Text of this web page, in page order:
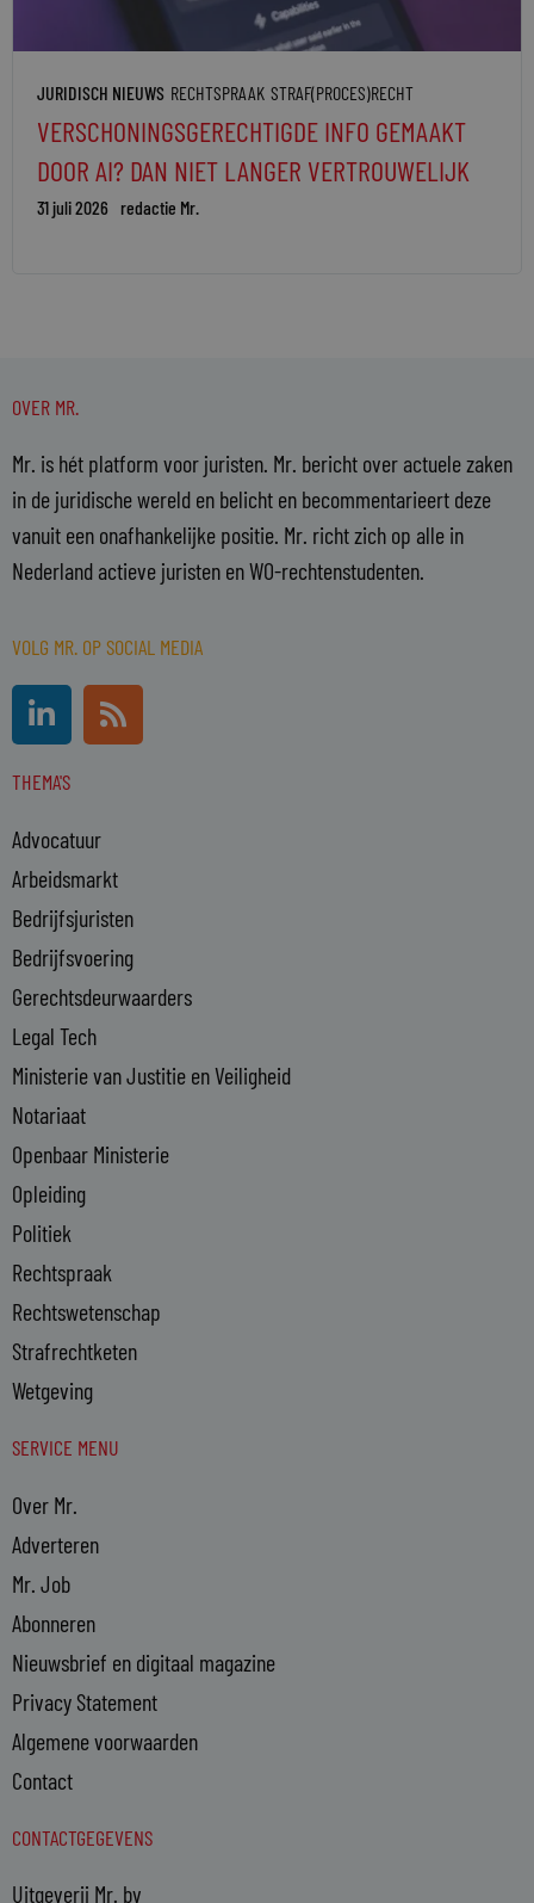
JURIDISCH NIEUWS RECHTSPRAAK STRAF(PROCES)RECHT
VERSCHONINGSGERECHTIGDE INFO GEMAAKT
DOOR AI? DAN NIET LANGER VERTROUWELIJK
31 juli 2026 redactie Mr.
OVER MR.
Mr. is hét platform voor juristen. Mr. bericht over actuele zaken
in de juridische wereld en belicht en becommentarieert deze
vanuit een onafhankelijke positie. Mr. richt zich op alle in
Nederland actieve juristen en WO-rechtenstudenten.
VOLG MR. OP SOCIAL MEDIA
L
i
n
k
d
i
n
-
i
n
R
s
s
THEMA'S
Advocatuur
Arbeidsmarkt
Bedrijfsjuristen
Bedrijfsvoering
Gerechtsdeurwaarders
Legal Tech
Ministerie van Justitie en Veiligheid
Notariaat
Openbaar Ministerie
Opleiding
Politiek
Rechtspraak
Rechtswetenschap
Strafrechtketen
Wetgeving
SERVICE MENU
Over Mr.
Adverteren
Mr. Job
Abonneren
Nieuwsbrief en digitaal magazine
Privacy Statement
Algemene voorwaarden
Contact
CONTACTGEGEVENS
Uitgeverij Mr. bv